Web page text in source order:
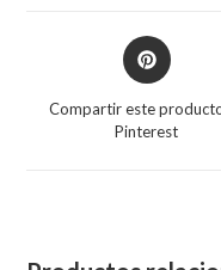
Compartir este
Pinterest